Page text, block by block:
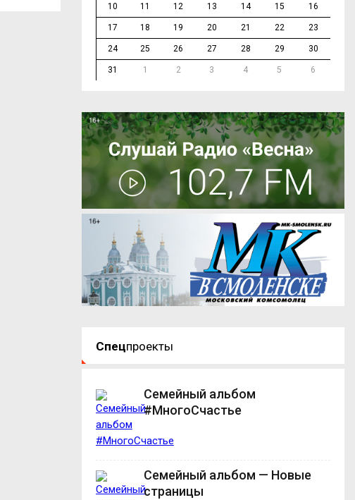
10 11 12 13 14 15 16
17 18 19 20 21 22 23
24 25 26 27 28 29 30
31 1 2 3 4 5 6
Спецпроекты
Семейный альбом
#МногоСчастье
Семейный альбом — Новые
страницы